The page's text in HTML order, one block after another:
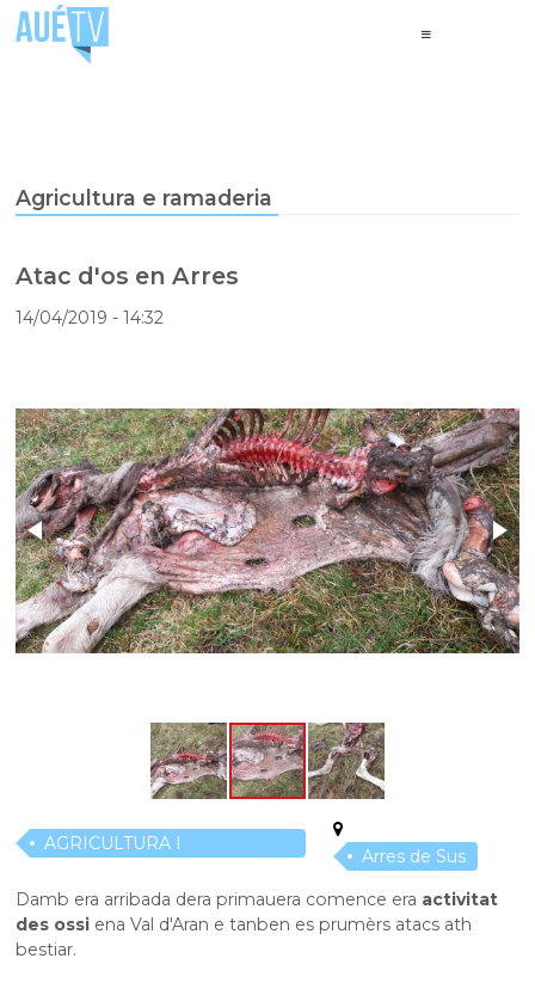
Agricultura e ramaderia
Atac d'os en Arres
14/04/2019- 14:32
AGRICULTURA I
Arres de Sus
Damb era arribada dera primauera comence era activitat
des ossi ena Val d'Aran e tanben es prumèrs atacs ath
bestiar.